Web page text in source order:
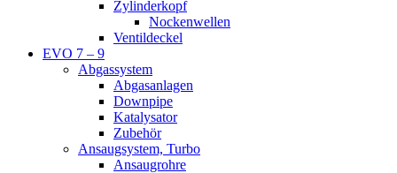
Zylinderkopf
Nockenwellen
Ventildeckel
EVO 7 – 9
Abgassystem
Abgasanlagen
Downpipe
Katalysator
Zubehör
Ansaugsystem, Turbo
Ansaugrohre